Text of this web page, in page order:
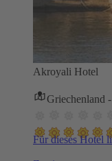
Akroyali Hotel
Griechenland
Für dieses Hotel